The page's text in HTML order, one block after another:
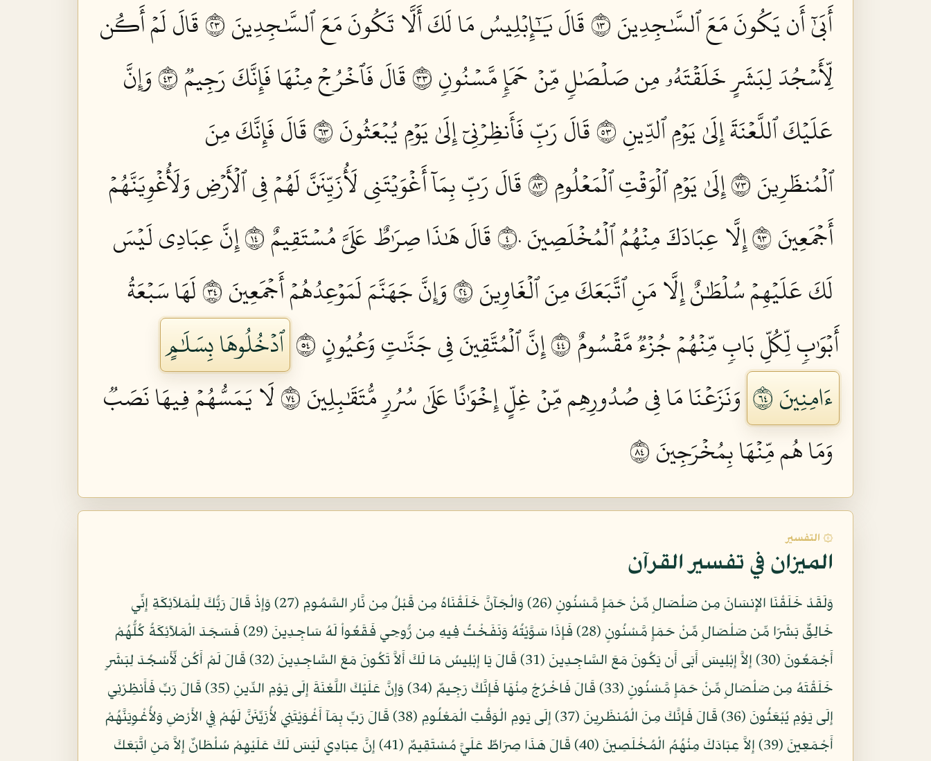
أَبَىٰٓ أَن يَكُونَ مَعَ ٱلسَّٰجِدِينَ ٣١
قَالَ يَٰٓإِبۡلِيسُ مَا لَكَ أَلَّا تَكُونَ مَعَ ٱلسَّٰجِدِينَ ٣٢
قَالَ لَمۡ أَكُن
لِّأَسۡجُدَ لِبَشَرٍ خَلَقۡتَهُۥ مِن صَلۡصَٰلٖ مِّنۡ حَمَإٖ مَّسۡنُونٖ ٣٣
قَالَ فَٱخۡرُجۡ مِنۡهَا فَإِنَّكَ رَجِيمٞ ٣٤
وَإِنَّ
عَلَيۡكَ ٱللَّعۡنَةَ إِلَىٰ يَوۡمِ ٱلدِّينِ ٣٥
قَالَ رَبِّ فَأَنظِرۡنِيٓ إِلَىٰ يَوۡمِ يُبۡعَثُونَ ٣٦
قَالَ فَإِنَّكَ مِنَ
ٱلۡمُنظَرِينَ ٣٧
إِلَىٰ يَوۡمِ ٱلۡوَقۡتِ ٱلۡمَعۡلُومِ ٣٨
قَالَ رَبِّ بِمَآ أَغۡوَيۡتَنِي لَأُزَيِّنَنَّ لَهُمۡ فِي ٱلۡأَرۡضِ وَلَأُغۡوِيَنَّهُمۡ
أَجۡمَعِينَ ٣٩
إِلَّا عِبَادَكَ مِنۡهُمُ ٱلۡمُخۡلَصِينَ ٤٠ قَالَ هَٰذَا صِرَٰطٌ عَلَيَّ مُسۡتَقِيمٌ ٤١
إِنَّ عِبَادِي لَيۡسَ
لَكَ عَلَيۡهِمۡ سُلۡطَٰنٌ إِلَّا مَنِ ٱتَّبَعَكَ مِنَ ٱلۡغَاوِينَ ٤٢
وَإِنَّ جَهَنَّمَ لَمَوۡعِدُهُمۡ أَجۡمَعِينَ ٤٣
لَهَا سَبۡعَةُ
أَبۡوَٰبٖ لِّكُلِّ بَابٖ مِّنۡهُمۡ جُزۡءٞ مَّقۡسُومٌ ٤٤
إِنَّ ٱلۡمُتَّقِينَ فِي جَنَّٰتٖ وَعُيُونٍ ٤٥
ٱدۡخُلُوهَا بِسَلَٰمٍ
ءَامِنِينَ ٤٦
وَنَزَعۡنَا مَا فِي صُدُورِهِم مِّنۡ غِلٍّ إِخۡوَٰنًا عَلَىٰ سُرُرٖ مُّتَقَٰبِلِينَ ٤٧
لَا يَمَسُّهُمۡ فِيهَا نَصَبٞ
وَمَا هُم مِّنۡهَا بِمُخۡرَجِينَ ٤٨
۞ التفسير
الميزان في تفسير القرآن
وَلَقَدْ خَلَقْنَا الإِنسَانَ مِن صَلْصَالٍ مِّنْ حَمَإٍ مَّسْنُونٍ (26) وَالْجَآنَّ خَلَقْنَاهُ مِن قَبْلُ مِن نَّارِ السَّمُومِ (27) وَإِذْ قَالَ رَبُّكَ لِلْمَلاَئِكَةِ إِنِّي
خَالِقٌ بَشَرًا مِّن صَلْصَالٍ مِّنْ حَمَإٍ مَّسْنُونٍ (28) فَإِذَا سَوَّيْتُهُ وَنَفَخْتُ فِيهِ مِن رُّوحِي فَقَعُواْ لَهُ سَاجِدِينَ (29) فَسَجَدَ الْمَلآئِكَةُ كُلُّهُمْ
أَجْمَعُونَ (30) إِلاَّ إِبْلِيسَ أَبَى أَن يَكُونَ مَعَ السَّاجِدِينَ (31) قَالَ يَا إِبْلِيسُ مَا لَكَ أَلاَّ تَكُونَ مَعَ السَّاجِدِينَ (32) قَالَ لَمْ أَكُن لِّأَسْجُدَ لِبَشَرٍ
خَلَقْتَهُ مِن صَلْصَالٍ مِّنْ حَمَإٍ مَّسْنُونٍ (33) قَالَ فَاخْرُجْ مِنْهَا فَإِنَّكَ رَجِيمٌ (34) وَإِنَّ عَلَيْكَ اللَّعْنَةَ إِلَى يَوْمِ الدِّينِ (35) قَالَ رَبِّ فَأَنظِرْنِي
إِلَى يَوْمِ يُبْعَثُونَ (36) قَالَ فَإِنَّكَ مِنَ الْمُنظَرِينَ (37) إِلَى يَومِ الْوَقْتِ الْمَعْلُومِ (38) قَالَ رَبِّ بِمَآ أَغْوَيْتَنِي لأُزَيِّنَنَّ لَهُمْ فِي الأَرْضِ وَلأُغْوِيَنَّهُمْ
أَجْمَعِينَ (39) إِلاَّ عِبَادَكَ مِنْهُمُ الْمُخْلَصِينَ (40) قَالَ هَذَا صِرَاطٌ عَلَيَّ مُسْتَقِيمٌ (41) إِنَّ عِبَادِي لَيْسَ لَكَ عَلَيْهِمْ سُلْطَانٌ إِلاَّ مَنِ اتَّبَعَكَ